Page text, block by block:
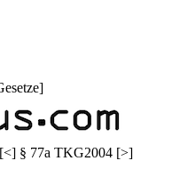
]
[<] § 77a TKG2004 [>]